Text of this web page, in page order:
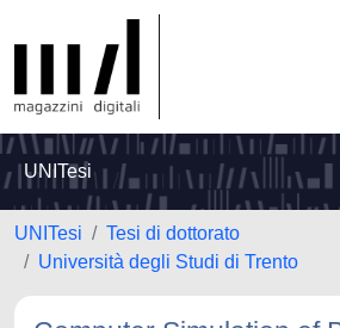
UNITesi
UNITesi
Tesi di dottorato
Università degli Studi di Trento